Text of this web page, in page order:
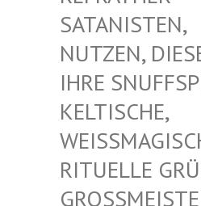
TANISTEN, NU
TZEN, DIESE
RE
LTISCHE, WE
ISSMAGISCHE-
UELLE GRÜSSE –
MEISTER –